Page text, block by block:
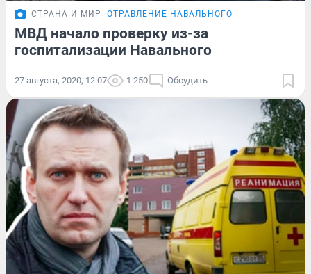
СТРАНА И МИР ОТРАВЛЕНИЕ НАВАЛЬНОГО
МВД начало проверку из-за
госпитализации Навального
27 августа, 2020, 12:07 1 250 Обсудить